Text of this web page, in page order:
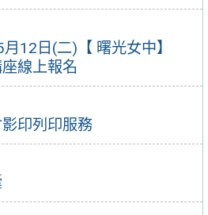
12日(二)【 曙光女中】
線上報名
印列印服務